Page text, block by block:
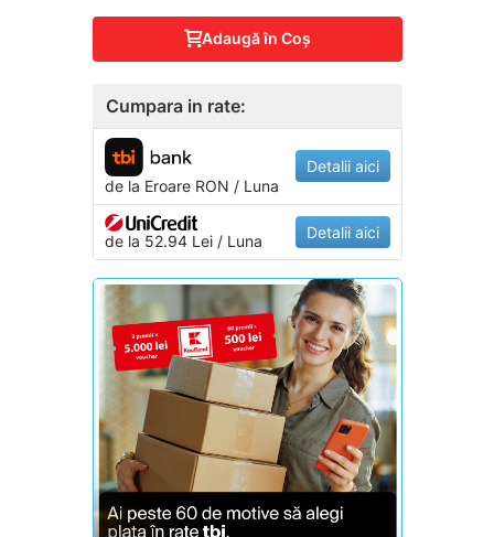
Adaugă în Coş
Cumpara in rate:
de la EroareRON / Luna
Detalii aici
de la 52.94 Lei / Luna Detalii aici